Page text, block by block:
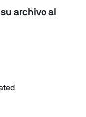
archivo al